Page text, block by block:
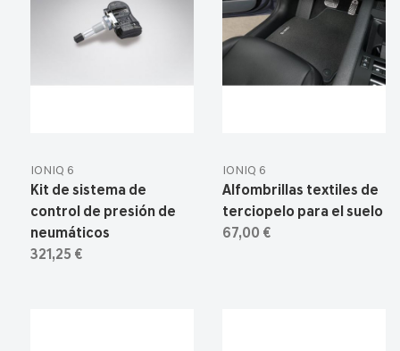
IONIQ 6
Kit de sistema de
control de presión de
neumáticos
321,25 €
IONIQ 6
Alfombrillas textiles de
terciopelo para el suelo
67,00 €